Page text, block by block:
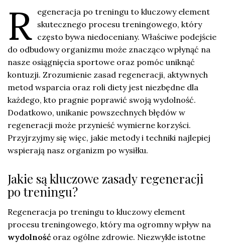
R egeneracja po treningu to kluczowy element
skutecznego procesu treningowego, który
często bywa niedoceniany. Właściwe podejście
do odbudowy organizmu może znacząco wpłynąć na
nasze osiągnięcia sportowe oraz pomóc uniknąć
kontuzji. Zrozumienie zasad regeneracji, aktywnych
metod wsparcia oraz roli diety jest niezbędne dla
każdego, kto pragnie poprawić swoją wydolność.
Dodatkowo, unikanie powszechnych błędów w
regeneracji może przynieść wymierne korzyści.
Przyjrzyjmy się więc, jakie metody i techniki najlepiej
wspierają nasz organizm po wysiłku.
Jakie są kluczowe zasady regeneracji
po treningu?
Regeneracja po treningu to kluczowy element
procesu treningowego, który ma ogromny wpływ na
wydolność oraz ogólne zdrowie. Niezwykle istotne